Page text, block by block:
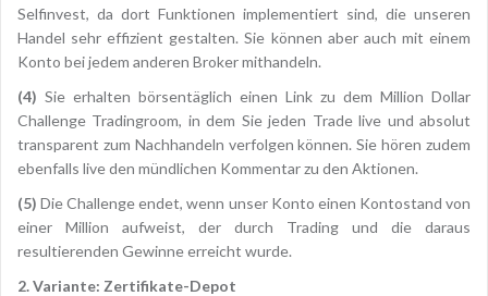
Selfinvest, da dort Funktionen implementiert sind, die unseren
Handel sehr effizient gestalten. Sie können aber auch mit einem
Konto bei jedem anderen Broker mithandeln.
(4) Sie erhalten börsentäglich einen Link zu dem Million Dollar
Challenge Tradingroom, in dem Sie jeden Trade live und absolut
transparent zum Nachhandeln verfolgen können. Sie hören zudem
ebenfalls live den mündlichen Kommentar zu den Aktionen.
(5) Die Challenge endet, wenn unser Konto einen Kontostand von
einer Million aufweist, der durch Trading und die daraus
resultierenden Gewinne erreicht wurde.
2. Variante: Zertifikate-Depot